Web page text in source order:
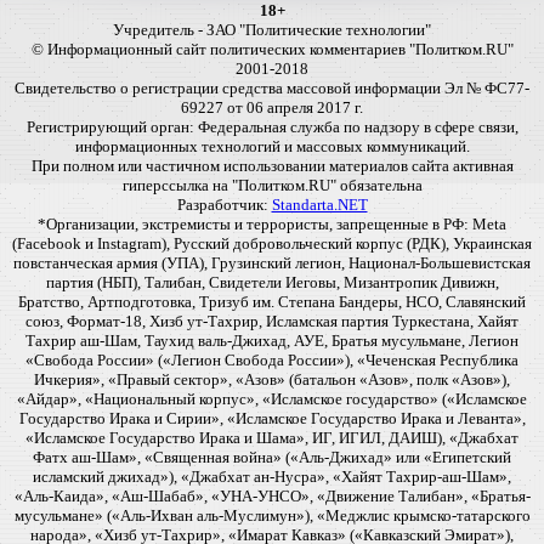
18+
Учредитель - ЗАО "Политические технологии"
© Информационный сайт политических комментариев "Политком.RU"
2001-2018
Свидетельство о регистрации средства массовой информации Эл № ФС77-
69227 от 06 апреля 2017 г.
Регистрирующий орган: Федеральная служба по надзору в сфере связи,
информационных технологий и массовых коммуникаций.
При полном или частичном использовании материалов сайта активная
гиперссылка на "Политком.RU" обязательна
Разработчик: Standarta.NET
*Организации, экстремисты и террористы, запрещенные в РФ: Meta
(Facebook и Instagram), Русский добровольческий корпус (РДК), Украинская
повстанческая армия (УПА), Грузинский легион, Национал-Большевистская
партия (НБП), Талибан, Свидетели Иеговы, Мизантропик Дивижн,
Братство, Артподготовка, Тризуб им. Степана Бандеры, НСО, Славянский
союз, Формат-18, Хизб ут-Тахрир, Исламская партия Туркестана, Хайят
Тахрир аш-Шам, Таухид валь-Джихад, АУЕ, Братья мусульмане, Легион
«Свобода России» («Легион Свобода России»), «Чеченская Республика
Ичкерия», «Правый сектор», «Азов» (батальон «Азов», полк «Азов»),
«Айдар», «Национальный корпус», «Исламское государство» («Исламское
Государство Ирака и Сирии», «Исламское Государство Ирака и Леванта»,
«Исламское Государство Ирака и Шама», ИГ, ИГИЛ, ДАИШ), «Джабхат
Фатх аш-Шам», «Священная война» («Аль-Джихад» или «Египетский
исламский джихад»), «Джабхат ан-Нусра», «Хайят Тахрир-аш-Шам»,
«Аль-Каида», «Аш-Шабаб», «УНА-УНСО», «Движение Талибан», «Братья-
мусульмане» («Аль-Ихван аль-Муслимун»), «Меджлис крымско-татарского
народа», «Хизб ут-Тахрир», «Имарат Кавказ» («Кавказский Эмират»),